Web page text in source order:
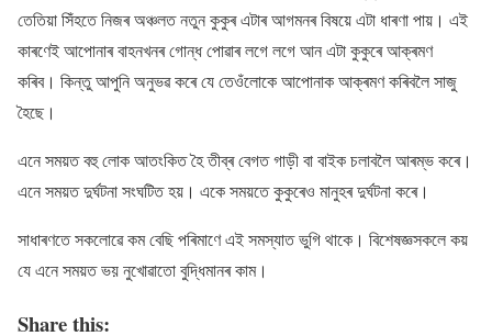
তেতিয়া সিঁহতে নিজৰ অঞ্চলত নতুন কুকুৰ এটাৰ আগমনৰ বিষয়ে এটা ধাৰণা পায়। এই
কাৰণেই আপোনাৰ বাহনখনৰ গোন্ধ পোৱাৰ লগে লগে আন এটা কুকুৰে আক্ৰমণ
কৰিব। কিন্তু আপুনি অনুভৱ কৰে যে তেওঁলোকে আপোনাক আক্ৰমণ কৰিবলৈ সাজু
হৈছে।
এনে সময়ত বহু লোক আতংকিত হৈ তীব্ৰ বেগত গাড়ী বা বাইক চলাবলৈ আৰম্ভ কৰে।
এনে সময়ত দুৰ্ঘটনা সংঘটিত হয়। একে সময়তে কুকুৰেও মানুহৰ দুৰ্ঘটনা কৰে।
সাধাৰণতে সকলোৱে কম বেছি পৰিমাণে এই সমস্যাত ভুগি থাকে। বিশেষজ্ঞসকলে কয়
যে এনে সময়ত ভয় নুখোৱাতো বুদ্ধিমানৰ কাম।
Share this: